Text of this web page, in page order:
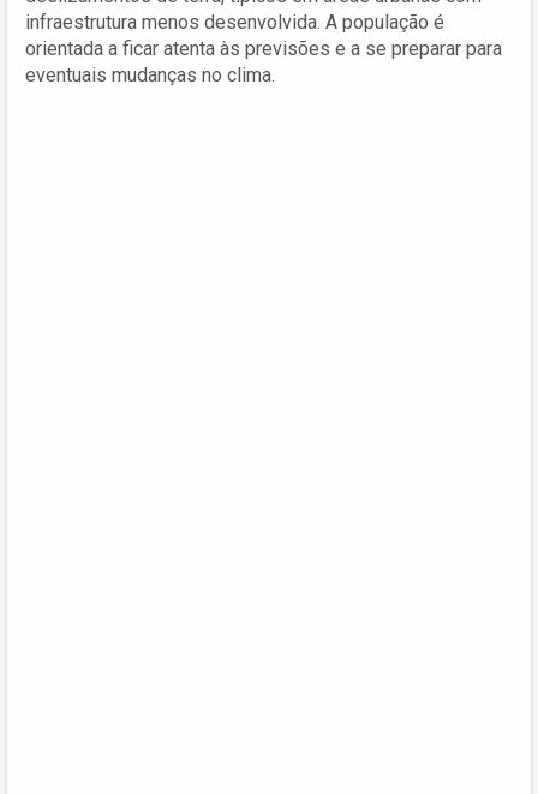
infraestrutura menos desenvolvida. A população é
orientada a ficar atenta às previsões e a se preparar para
eventuais mudanças no clima.